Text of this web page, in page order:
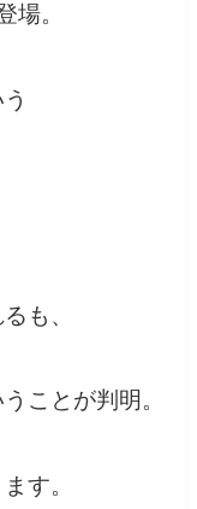
場。
も、
ことが判明。
す。